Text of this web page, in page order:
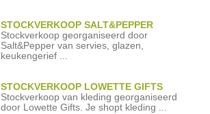
STOCKVERKOOP SALT&PEPPER
Stockverkoop georganiseerd door
Salt&Pepper van servies, glazen,
keukengerief ...
STOCKVERKOOP LOWETTE GIFTS
Stockverkoop van kleding georganiseerd
door Lowette Gifts. Je shopt kleding ...